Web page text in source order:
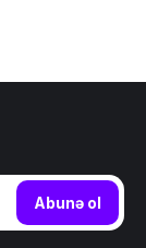
Abunə ol